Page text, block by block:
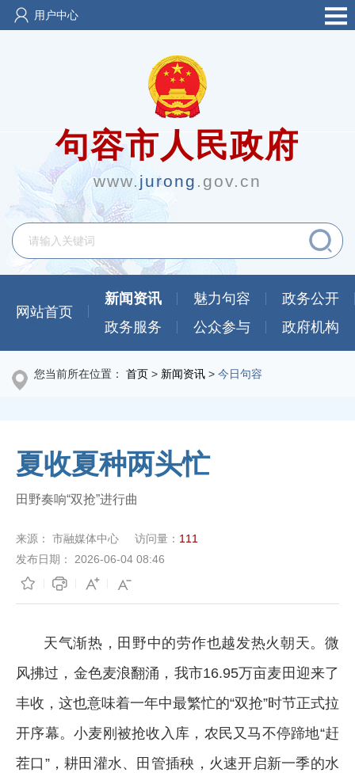
用户中心
句容市人民政府
www.jurong .gov.cn
网站首页
新闻资讯 魅力句容
政务公开
政务服务
公众参与 政府机构
您当前所在位置： 首页 > 新闻资讯 > 今日句容
夏收夏种两头忙
田野奏响“双抢”进行曲
来源： 市融媒体中心 访问量： 111
发布日期：
2026-06-04 08:46
天气渐热，田野中的劳作也越发热火朝天。微
风拂过，金色麦浪翻涌，我市16.95万亩麦田迎来了
丰收，这也意味着一年中最繁忙的“双抢”时节正式拉
开序幕。小麦刚被抢收入库，农民又马不停蹄地“赶
茬口”，耕田灌水、田管插秧，火速开启新一季的水